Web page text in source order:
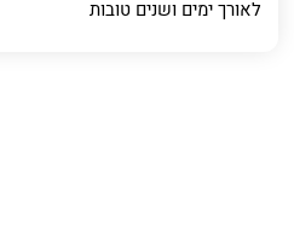
לאורך ימים ושנים טובות